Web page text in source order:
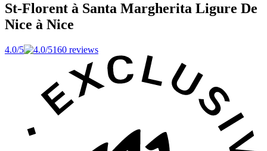
St-Florent à Santa Margherita Ligure De
Nice à Nice
4.0/5 160 reviews